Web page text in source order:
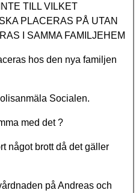
TILL VILKET
PLACERAS PÅ UTAN
I SAMMA FAMILJEHEM
hos den nya familjen
Socialen.
med det ?
något brott då det gäller
på Andreas och